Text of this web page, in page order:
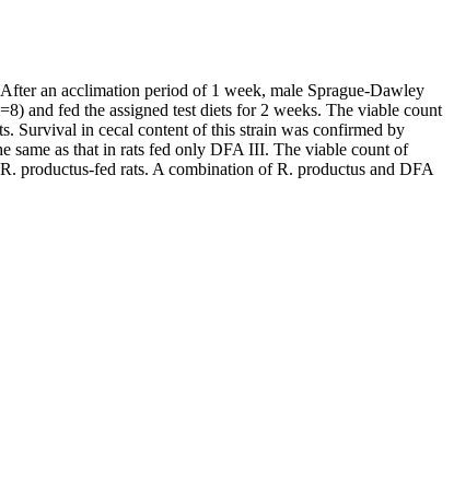
an acclimation period of 1 week, male Sprague-Dawley
and fed the assigned test diets for 2 weeks. The viable count
Survival in cecal content of this strain was confirmed by
same as that in rats fed only DFA III. The viable count of
productus-fed rats. A combination of R. productus and DFA